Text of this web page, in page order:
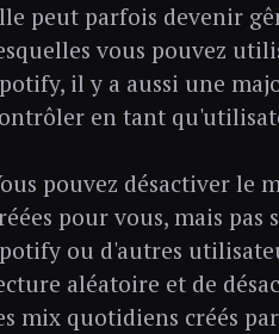
peut parfois devenir
vous pouvez
il y a aussi une
en tant
pouvez désactiver le
pour vous, mais
ou d'autres
aléatoire et de
mix quotidiens créés